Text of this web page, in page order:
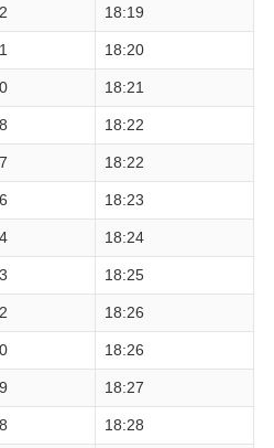
18:19
18:20
18:21
18:22
18:22
18:23
18:24
18:25
18:26
18:26
18:27
18:28